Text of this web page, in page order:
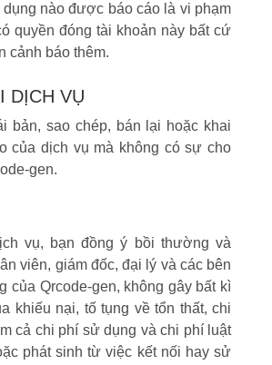
nào được báo cáo là vi phạm
quyền đóng tài khoản này bất cứ
cảnh báo thêm.
DỊCH VỤ
bản, sao chép, bán lại hoặc khai
của dịch vụ mà không có sự cho
gen.
vụ, bạn đồng ý bồi thường và
viên, giám đốc, đại lý và các bên
của Qrcode-gen, không gây bất kì
khiếu nại, tố tụng về tổn thất, chi
cả chi phí sử dụng và chi phí luật
phát sinh từ việc kết nối hay sử